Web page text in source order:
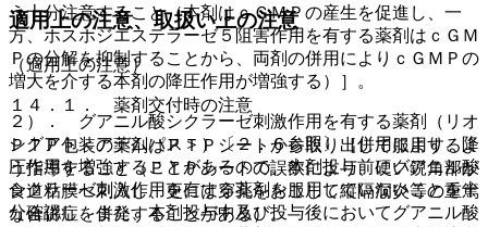
適用上の注意、取扱い上の注意
（適用上の注意）
１４．１． 薬剤交付時の注意
ＰＴＰ包装の薬剤はＰＴＰシートから取り出して服用するよ
う指導すること（ＰＴＰシートの誤飲により、硬い鋭角部が
食道粘膜へ刺入し、更には穿孔をおこして縦隔洞炎等の重篤
な合併症を併発することがある）。
う十分注意すること（本剤はｃＧＭＰの産生を促進し、一
方、ホスホジエステラーゼ５阻害作用を有する薬剤はｃＧＭ
Ｐの分解を抑制することから、両剤の併用によりｃＧＭＰの
増大を介する本剤の降圧作用が増強する）］。
２）． グアニル酸シクラーゼ刺激作用を有する薬剤（リオ
シグアト＜アデムパス＞）〔２．６参照〕［併用により、降
圧作用を増強することがあるので、本剤投与前にグアニル酸
シクラーゼ刺激作用を有する薬剤を服用していないことを十
分確認し、また、本剤投与中及び投与後においてグアニル酸